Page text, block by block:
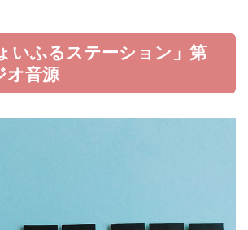
いふるステーション」第
オ音源